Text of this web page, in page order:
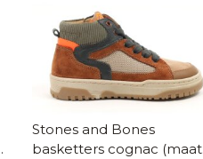
Stones and Bones
basketters cognac (maat